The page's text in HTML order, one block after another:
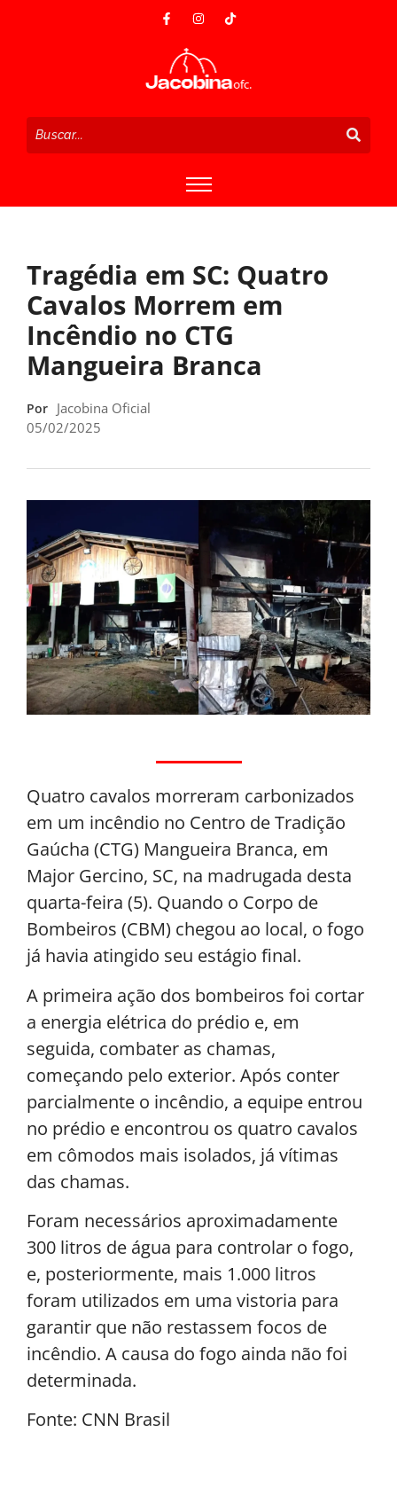
Tragédia em SC: Quatro
Cavalos Morrem em
Incêndio no CTG
Mangueira Branca
Por Jacobina Oficial
05/02/2025
Quatro cavalos morreram carbonizados
em um incêndio no Centro de Tradição
Gaúcha (CTG) Mangueira Branca, em
Major Gercino, SC, na madrugada desta
quarta-feira (5). Quando o Corpo de
Bombeiros (CBM) chegou ao local, o fogo
já havia atingido seu estágio final.
A primeira ação dos bombeiros foi cortar
a energia elétrica do prédio e, em
seguida, combater as chamas,
começando pelo exterior. Após conter
parcialmente o incêndio, a equipe entrou
no prédio e encontrou os quatro cavalos
em cômodos mais isolados, já vítimas
das chamas.
Foram necessários aproximadamente
300 litros de água para controlar o fogo,
e, posteriormente, mais 1.000 litros
foram utilizados em uma vistoria para
garantir que não restassem focos de
incêndio. A causa do fogo ainda não foi
determinada.
Fonte: CNN Brasil